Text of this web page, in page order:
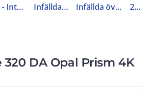
70 - Interiörarmaturer Infällda Takarmaturer Infällda övriga Takarmaturer 212287
320 DA Opal Prism 4K